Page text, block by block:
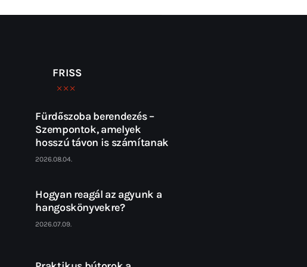
FRISS
Fürdőszoba berendezés –
Szempontok, amelyek
hosszú távon is számítanak
2026.08.04.
Hogyan reagál az agyunk a
hangoskönyvekre?
2026.07.09.